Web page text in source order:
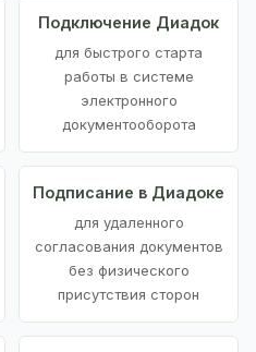
Подключение Диадок
для быстрого старта
работы в системе
электронного
документооборота
Подписание в Диадоке
для удаленного
согласования документов
без физического
присутствия сторон